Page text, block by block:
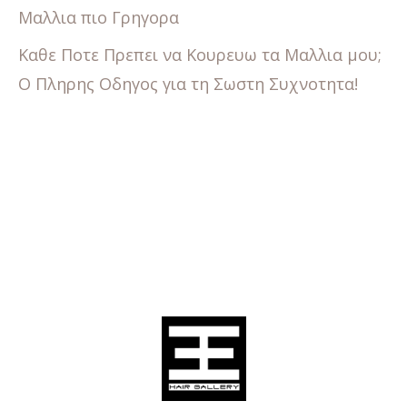
Μαλλια πιο Γρηγορα
Καθε Ποτε Πρεπει να Κουρευω τα Μαλλια μου;
Ο Πληρης Οδηγος για τη Σωστη Συχνοτητα!